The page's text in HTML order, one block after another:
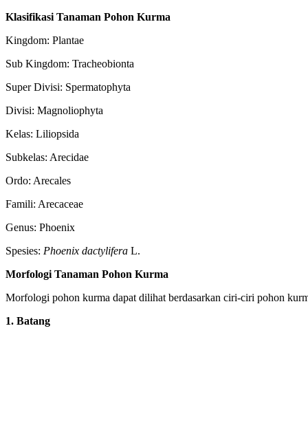
Klasifikasi Tanaman Pohon Kurma
Kingdom: Plantae
Sub Kingdom: Tracheobionta
Super Divisi: Spermatophyta
Divisi: Magnoliophyta
Kelas: Liliopsida
Subkelas: Arecidae
Ordo: Arecales
Famili: Arecaceae
Genus: Phoenix
Spesies: Phoenix dactylifera L.
Morfologi Tanaman Pohon Kurma
Morfologi pohon kurma dapat dilihat berdasarkan ciri-ciri pohon
1. Batang